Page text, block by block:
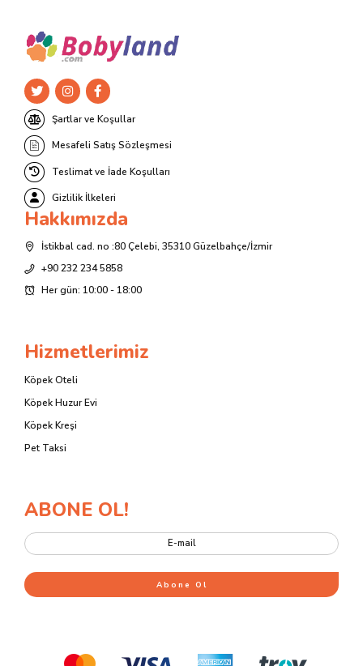
Şartlar ve Koşullar
Mesafeli Satış Sözleşmesi
Teslimat ve İade Koşulları
Gizlilik İlkeleri
Hakkımızda
İstikbal cad. no :80 Çelebi, 35310 Güzelbahçe/İzmir
+90 232 234 5858
Her gün: 10:00 - 18:00
Hizmetlerimiz
Köpek Oteli
Köpek Huzur Evi
Köpek Kreşi
Pet Taksi
ABONE OL!